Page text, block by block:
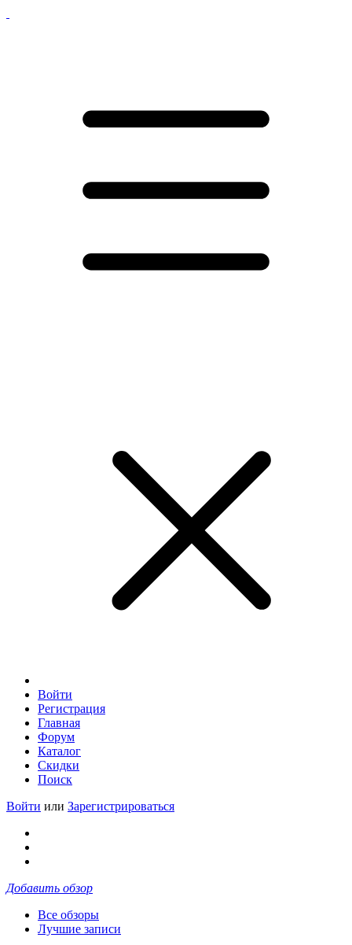
Войти
Регистрация
Главная
Форум
Каталог
Скидки
Поиск
Войти или Зарегистрироваться
Добавить обзор
Все обзоры
Лучшие записи